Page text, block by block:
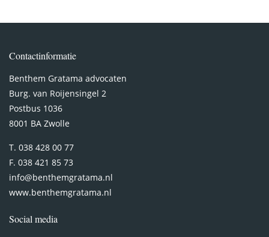
Contactinformatie
Benthem Gratama advocaten
Burg. van Roijensingel 2
Postbus 1036
8001 BA Zwolle
T. 038 428 00 77
F. 038 421 85 73
info@benthemgratama.nl
www.benthemgratama.nl
Social media